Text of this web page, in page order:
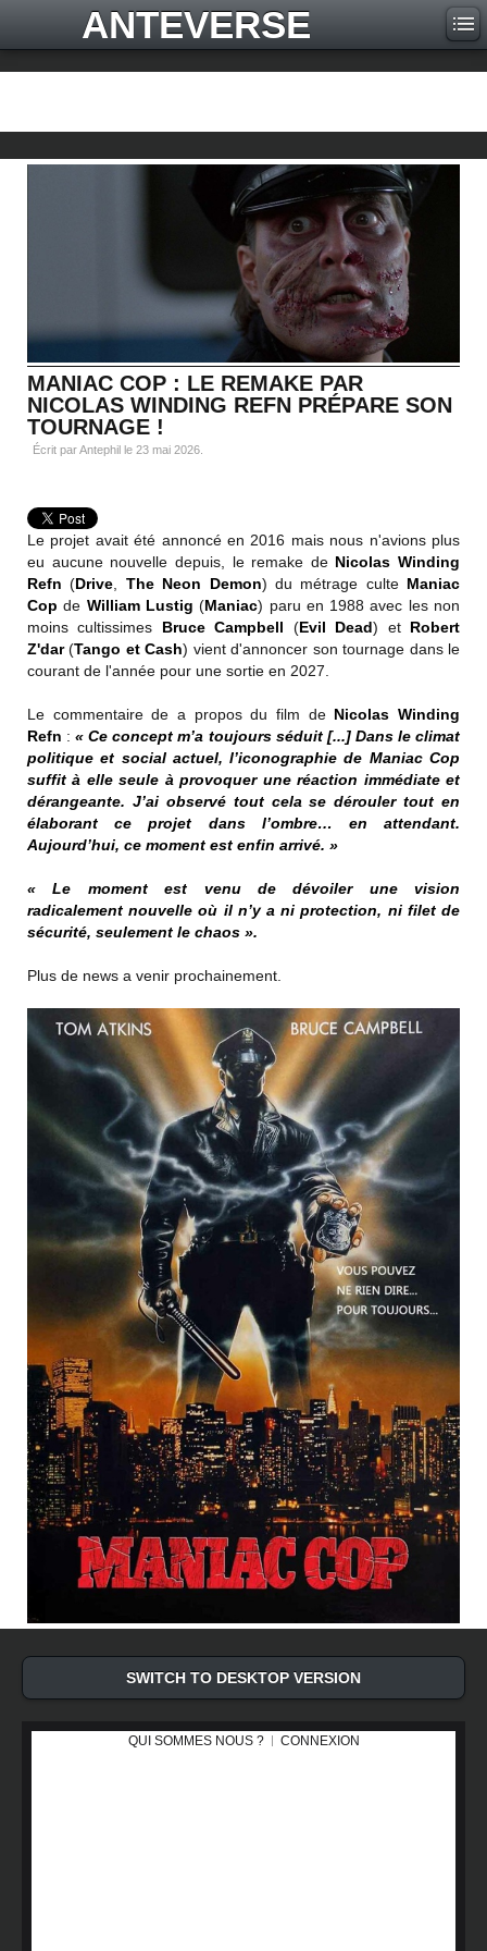
ANTEVERSE
MANIAC COP : LE REMAKE PAR
NICOLAS WINDING REFN PRÉPARE SON
TOURNAGE !
Écrit par Antephil le 23 mai 2026
Le projet avait été annoncé en 2016 mais nous n'avions plus
eu aucune nouvelle depuis, le remake de Nicolas Winding
Refn (Drive The Neon Demon) du métrage culte Maniac
Cop de William Lustig (Maniac) paru en 1988 avec les non
moins cultissimes Bruce Campbell (Evil Dead) et Robert
Z'dar(Tango et Cash) vient d'annoncer son tournage dans le
courant de l'année pour une sortie en 2027.
Le commentaire de a propos du film de Nicolas Winding
Refn :« Ce concept m’a toujours séduit [...] Dans le climat
politique et social actuel, l’iconographie de Maniac Cop
suffit à elle seule à provoquer une réaction immédiate et
dérangeante. J’ai observé tout cela se dérouler tout en
élaborant ce projet dans l’ombre… en attendant.
Aujourd’hui, ce moment est enfin arrivé. »
« Le moment est venu de dévoiler une vision
radicalement nouvelle où il n’y a ni protection, ni filet de
sécurité, seulement le chaos ».
Plus de news a venir prochainement.
SWITCH TO DESKTOP VERSION
QUI SOMMES NOUS ? CONNEXION